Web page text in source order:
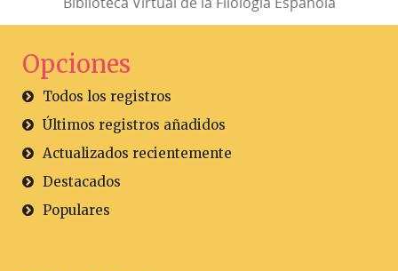
Opciones
Todos los registros
Últimos registros añadidos
Actualizados recientemente
Destacados
Populares